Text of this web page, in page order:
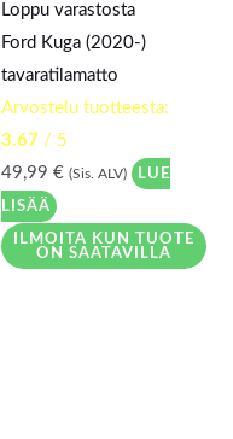
Loppu varastosta
Ford Kuga (2020-)
tavaratilamatto
Arvostelu tuotteesta:
3.67 / 5
49,99 € (Sis. ALV) LUE
LISÄÄ
ILMOITA KUN TUOTE
ON SAATAVILLA